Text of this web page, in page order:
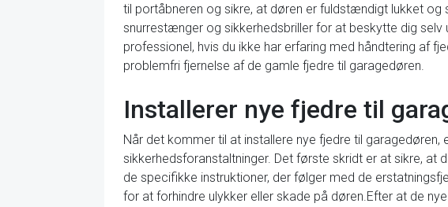
til portåbneren og sikre, at døren er fuldstændigt lukket
snurrestænger og sikkerhedsbriller for at beskytte dig
professionel, hvis du ikke har erfaring med håndtering af
problemfri fjernelse af de gamle fjedre til garagedøren.
Installerer nye fjedre til
Når det kommer til at installere nye fjedre til
sikkerhedsforanstaltninger. Det første skridt er at sikre, at
de specifikke instruktioner, der følger med de
for at forhindre ulykker eller skade på døren.Efter at de